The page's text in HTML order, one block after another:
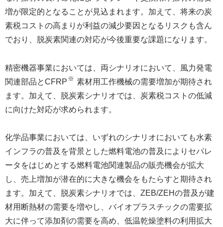
増が限定的となることが見込まれます。加えて、将来の炭
素税コストの高まりが利益の減少要因となるリスクも含ん
でおり、脱炭素関連の対応が今後重要な課題になります。
精密機器事業においては、両シナリオにおいて、風力発電
関連部品とCFRP ※ 素材用工作機械の需要増加が期待され
ます。加えて、脱炭素シナリオでは、炭素税コストの低減
に向けた対応が求められます。
化学品事業においては、いずれのシナリオにおいても水素
インフラの普及を背景とした燃料電池の普及によりセパレ
ータをはじめとする燃料電池関連製品の販売機会が拡大
し、売上増加が潜在的に大きな機会をもたらすと期待され
ます。加えて、脱炭素シナリオでは、ZEB/ZEHの普及が建
材用断熱材の需要を増やし、バイオプラスチックの需要拡
大に伴って添加剤の需要を高め、低温乾燥塗料の利用拡大